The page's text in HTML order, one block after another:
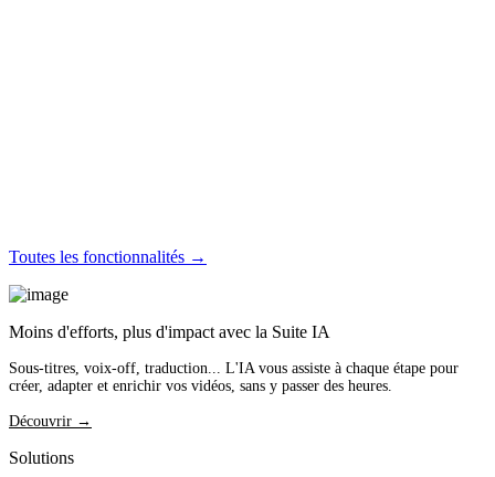
Toutes les fonctionnalités →
Moins d'efforts, plus d'impact avec la Suite IA
Sous-titres, voix-off, traduction... L'IA vous assiste à chaque étape pour
créer, adapter et enrichir vos vidéos, sans y passer des heures.
Découvrir →
Solutions